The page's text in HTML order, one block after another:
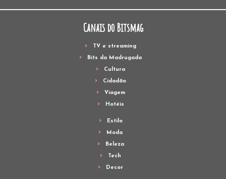
Canais do Bitsmag
TV e streaming
Bits da Madrugada
Cultura
Cidadão
Viagem
Hotéis
Estilo
Moda
Beleza
Tech
Decor